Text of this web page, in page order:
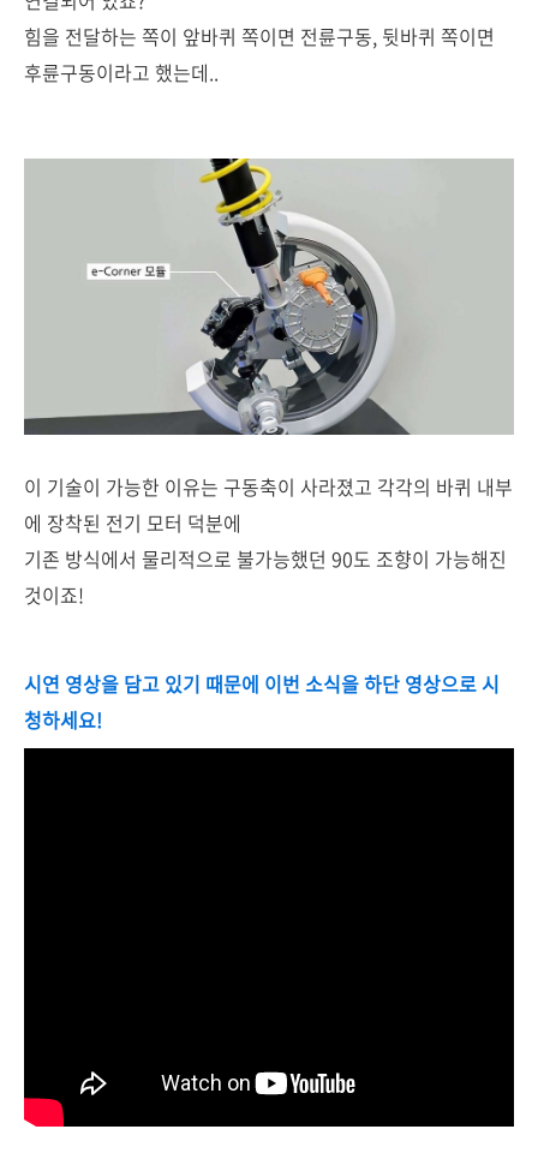
힘을 전달하는 쪽이 앞바퀴 쪽이면 전륜구동, 뒷바퀴 쪽이면
후륜구동이라고 했는데..
이 기술이 가능한 이유는 구동축이 사라졌고 각각의 바퀴 내부
에 장착된 전기 모터 덕분에
기존 방식에서 물리적으로 불가능했던 90도 조향이 가능해진
것이죠!
시연 영상을 담고 있기 때문에 이번 소식을 하단 영상으로 시
청하세요!